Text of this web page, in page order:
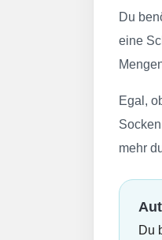
Du
eine
Egal,
mehr
Du